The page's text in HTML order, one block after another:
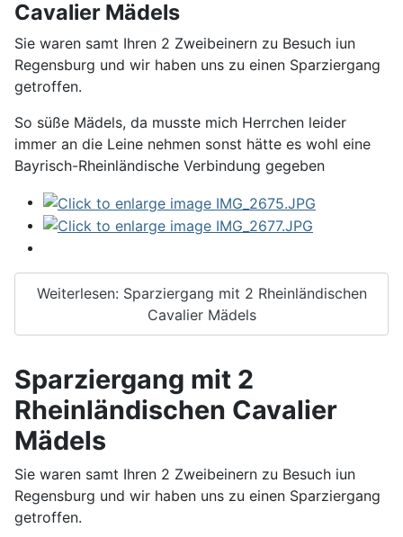
Cavalier Mädels
Sie waren samt Ihren 2 Zweibeinern zu Besuch iun
Regensburg und wir haben uns zu einen Sparziergang
getroffen.
So süße Mädels, da musste mich Herrchen leider
immer an die Leine nehmen sonst hätte es wohl eine
Bayrisch-Rheinländische Verbindung gegeben
Weiterlesen: Sparziergang mit 2 Rheinländischen
Cavalier Mädels
Sparziergang mit 2
Rheinländischen Cavalier
Mädels
Sie waren samt Ihren 2 Zweibeinern zu Besuch iun
Regensburg und wir haben uns zu einen Sparziergang
getroffen.